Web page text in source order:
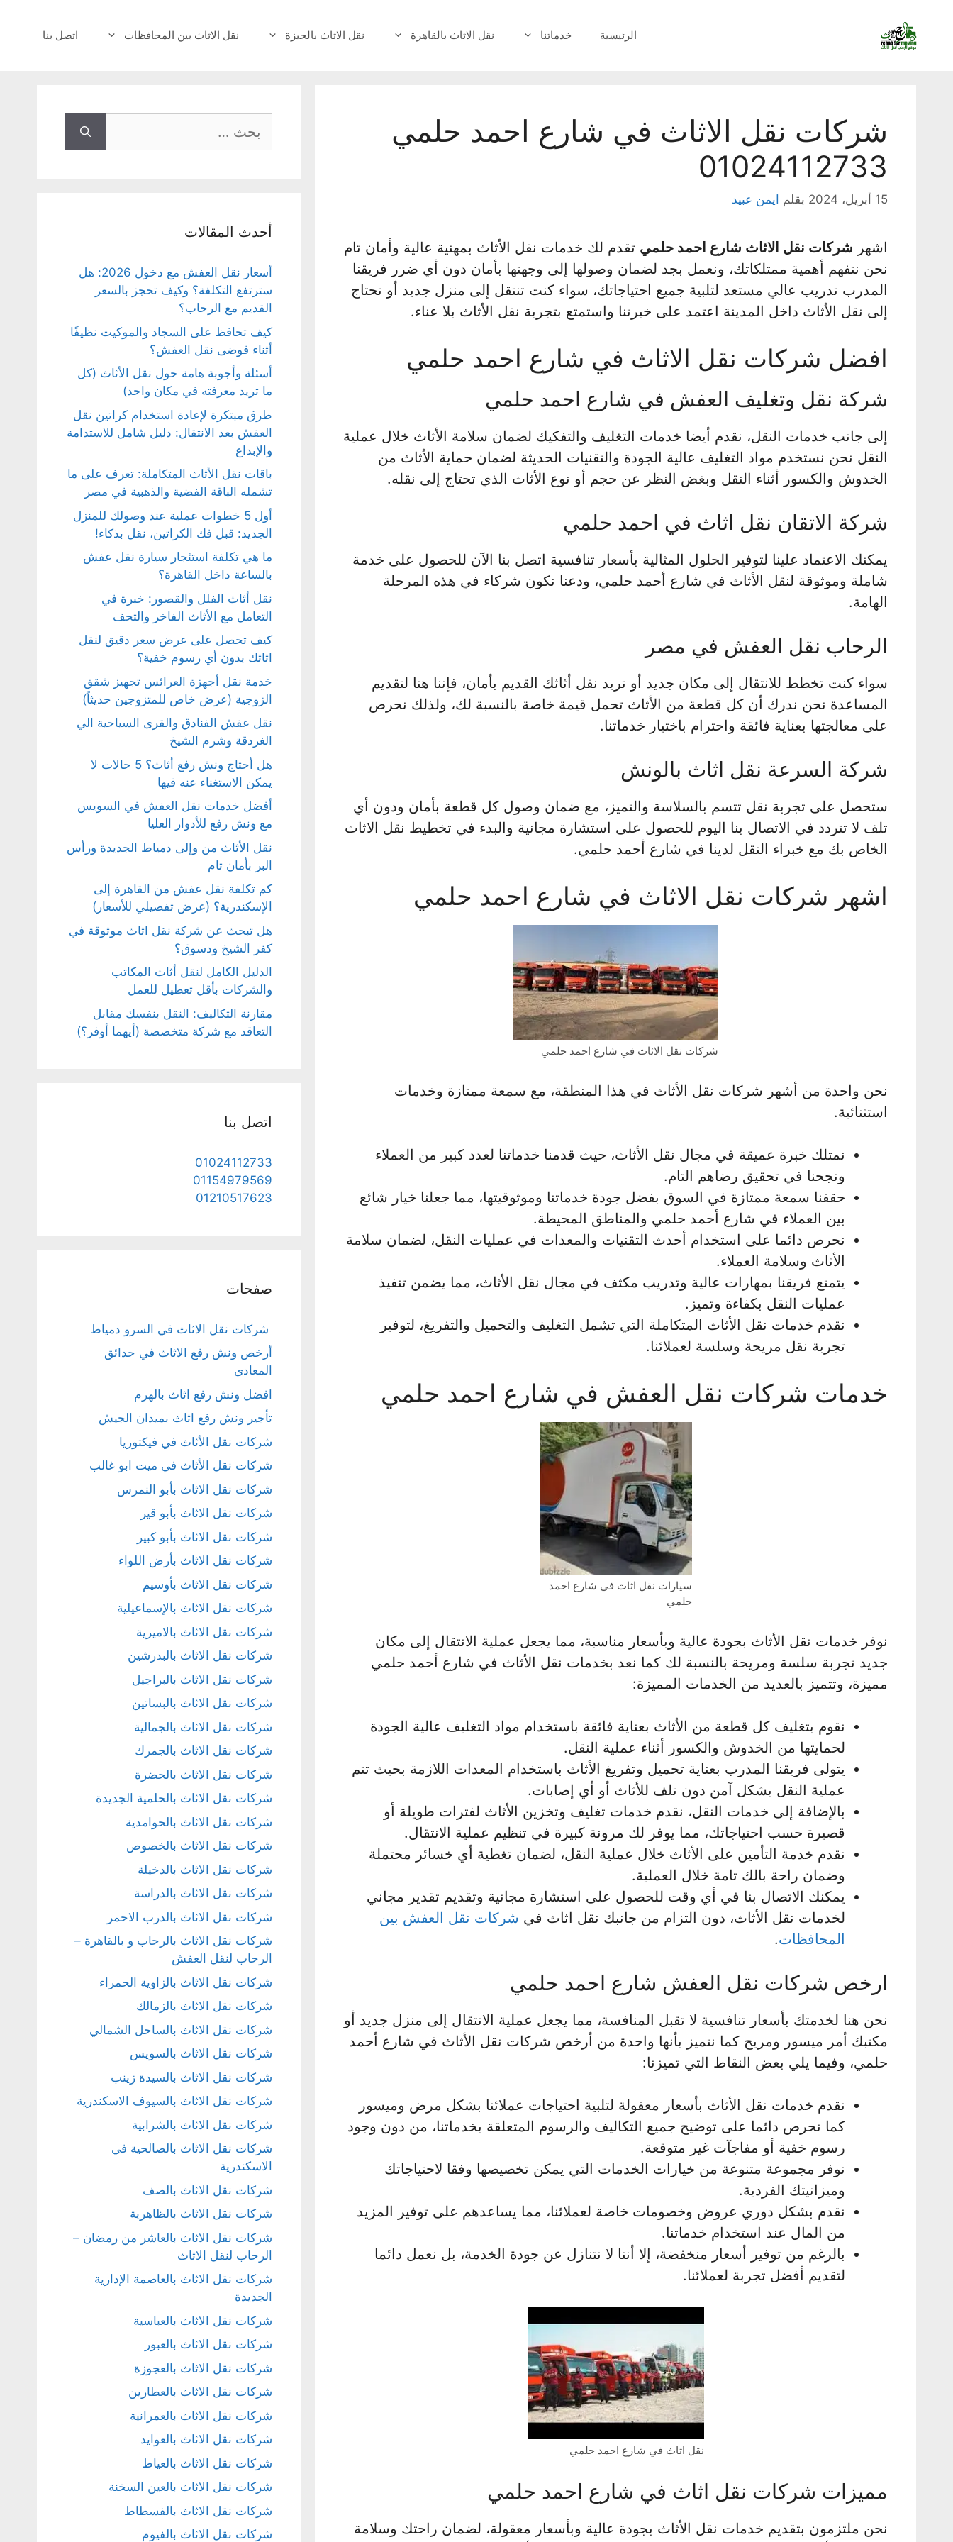
المحتوى
الرئيسية خدماتنا نقل الاثاث بالقاهرة نقل الاثاث بالجيزة نقل الاثاث بين المحافظات اتصل بنا
شركات نقل الاثاث في شارع احمد حلمي
01024112733
15 أبريل، 2024 بقلم ايمن عبيد
اشهر شركات نقل الاثاث شارع احمد حلمي تقدم لك خدمات نقل الأثاث بمهنية عالية وأمان تام
نحن نتفهم أهمية ممتلكاتك، ونعمل بجد لضمان وصولها إلى وجهتها بأمان دون أي ضرر فريقنا
المدرب تدريب عالي مستعد لتلبية جميع احتياجاتك، سواء كنت تنتقل إلى منزل جديد أو تحتاج
إلى نقل الأثاث داخل المدينة اعتمد على خبرتنا واستمتع بتجربة نقل الأثاث بلا عناء.
افضل شركات نقل الاثاث في شارع احمد حلمي
شركة نقل وتغليف العفش في شارع احمد حلمي
إلى جانب خدمات النقل، نقدم أيضا خدمات التغليف والتفكيك لضمان سلامة الأثاث خلال عملية
النقل نحن نستخدم مواد التغليف عالية الجودة والتقنيات الحديثة لضمان حماية الأثاث من
الخدوش والكسور أثناء النقل وبغض النظر عن حجم أو نوع الأثاث الذي تحتاج إلى نقله.
شركة الاتقان نقل اثاث في احمد حلمي
يمكنك الاعتماد علينا لتوفير الحلول المثالية بأسعار تنافسية اتصل بنا الآن للحصول على خدمة
شاملة وموثوقة لنقل الأثاث في شارع أحمد حلمي، ودعنا نكون شركاء في هذه المرحلة
الهامة.
الرحاب نقل العفش في مصر
سواء كنت تخطط للانتقال إلى مكان جديد أو تريد نقل أثاثك القديم بأمان، فإننا هنا لتقديم
المساعدة نحن ندرك أن كل قطعة من الأثاث تحمل قيمة خاصة بالنسبة لك، ولذلك نحرص
على معالجتها بعناية فائقة واحترام باختيار خدماتنا.
شركة السرعة نقل اثاث بالونش
ستحصل على تجربة نقل تتسم بالسلاسة والتميز، مع ضمان وصول كل قطعة بأمان ودون أي
تلف لا تتردد في الاتصال بنا اليوم للحصول على استشارة مجانية والبدء في تخطيط نقل الاثاث
الخاص بك مع خبراء النقل لدينا في شارع أحمد حلمي.
اشهر شركات نقل الاثاث في شارع احمد حلمي
شركات نقل الاثاث في شارع احمد حلمي
نحن واحدة من أشهر شركات نقل الأثاث في هذا المنطقة، مع سمعة ممتازة وخدمات
استثنائية.
نمتلك خبرة عميقة في مجال نقل الأثاث، حيث قدمنا خدماتنا لعدد كبير من العملاء
ونجحنا في تحقيق رضاهم التام.
حققنا سمعة ممتازة في السوق بفضل جودة خدماتنا وموثوقيتها، مما جعلنا خيار شائع
بين العملاء في شارع أحمد حلمي والمناطق المحيطة.
نحرص دائما على استخدام أحدث التقنيات والمعدات في عمليات النقل، لضمان سلامة
الأثاث وسلامة العملاء.
يتمتع فريقنا بمهارات عالية وتدريب مكثف في مجال نقل الأثاث، مما يضمن تنفيذ
عمليات النقل بكفاءة وتميز.
نقدم خدمات نقل الأثاث المتكاملة التي تشمل التغليف والتحميل والتفريغ، لتوفير
تجربة نقل مريحة وسلسة لعملائنا.
خدمات شركات نقل العفش في شارع احمد حلمي
سيارات نقل اثاث في شارع احمد
حلمي
نوفر خدمات نقل الأثاث بجودة عالية وبأسعار مناسبة، مما يجعل عملية الانتقال إلى مكان
جديد تجربة سلسة ومريحة بالنسبة لك كما نعد بخدمات نقل الأثاث في شارع أحمد حلمي
مميزة، وتتميز بالعديد من الخدمات المميزة:
نقوم بتغليف كل قطعة من الأثاث بعناية فائقة باستخدام مواد التغليف عالية الجودة
لحمايتها من الخدوش والكسور أثناء عملية النقل.
يتولى فريقنا المدرب بعناية تحميل وتفريغ الأثاث باستخدام المعدات اللازمة بحيث تتم
عملية النقل بشكل آمن دون تلف للأثاث أو أي إصابات.
بالإضافة إلى خدمات النقل، نقدم خدمات تغليف وتخزين الأثاث لفترات طويلة أو
قصيرة حسب احتياجاتك، مما يوفر لك مرونة كبيرة في تنظيم عملية الانتقال.
نقدم خدمة التأمين على الأثاث خلال عملية النقل، لضمان تغطية أي خسائر محتملة
وضمان راحة بالك تامة خلال العملية.
يمكنك الاتصال بنا في أي وقت للحصول على استشارة مجانية وتقديم تقدير مجاني
لخدمات نقل الأثاث، دون التزام من جانبك نقل اثاث في شركات نقل العفش بين
المحافظات.
ارخص شركات نقل العفش شارع احمد حلمي
نحن هنا لخدمتك بأسعار تنافسية لا تقبل المنافسة، مما يجعل عملية الانتقال إلى منزل جديد أو
مكتبك أمر ميسور ومريح كما نتميز بأنها واحدة من أرخص شركات نقل الأثاث في شارع أحمد
حلمي، وفيما يلي بعض النقاط التي تميزنا:
نقدم خدمات نقل الأثاث بأسعار معقولة لتلبية احتياجات عملائنا بشكل مرض وميسور
كما نحرص دائما على توضيح جميع التكاليف والرسوم المتعلقة بخدماتنا، من دون وجود
رسوم خفية أو مفاجآت غير متوقعة.
نوفر مجموعة متنوعة من خيارات الخدمات التي يمكن تخصيصها وفقا لاحتياجاتك
وميزانيتك الفردية.
نقدم بشكل دوري عروض وخصومات خاصة لعملائنا، مما يساعدهم على توفير المزيد
من المال عند استخدام خدماتنا.
بالرغم من توفير أسعار منخفضة، إلا أننا لا نتنازل عن جودة الخدمة، بل نعمل دائما
لتقديم أفضل تجربة لعملائنا.
نقل اثاث في شارع احمد حلمي
مميزات شركات نقل اثاث في شارع احمد حلمي
نحن ملتزمون بتقديم خدمات نقل الأثاث بجودة عالية وبأسعار معقولة، لضمان راحتك وسلامة
عن:
أحدث المقالات
أسعار نقل العفش مع دخول 2026: هل
سترتفع التكلفة؟ وكيف تحجز بالسعر
القديم مع الرحاب؟
كيف تحافظ على السجاد والموكيت نظيفًا
أثناء فوضى نقل العفش؟
أسئلة وأجوبة هامة حول نقل الأثاث (كل
ما تريد معرفته في مكان واحد)
طرق مبتكرة لإعادة استخدام كراتين نقل
العفش بعد الانتقال: دليل شامل للاستدامة
والإبداع
باقات نقل الأثاث المتكاملة: تعرف على ما
تشمله الباقة الفضية والذهبية في مصر
أول 5 خطوات عملية عند وصولك للمنزل
الجديد: قبل فك الكراتين، نقل بذكاء!
ما هي تكلفة استئجار سيارة نقل عفش
بالساعة داخل القاهرة؟
نقل أثاث الفلل والقصور: خبرة في
التعامل مع الأثاث الفاخر والتحف
كيف تحصل على عرض سعر دقيق لنقل
اثاثك بدون أي رسوم خفية؟
خدمة نقل أجهزة العرائس تجهيز شقق
الزوجية (عرض خاص للمتزوجين حديثاً)
نقل عفش الفنادق والقرى السياحية الي
الغردقة وشرم الشيخ
هل أحتاج ونش رفع أثاث؟ 5 حالات لا
يمكن الاستغناء عنه فيها
أفضل خدمات نقل العفش في السويس
مع ونش رفع للأدوار العليا
نقل الأثاث من وإلى دمياط الجديدة ورأس
البر بأمان تام
كم تكلفة نقل عفش من القاهرة إلى
الإسكندرية؟ (عرض تفصيلي للأسعار)
هل تبحث عن شركة نقل اثاث موثوقة في
كفر الشيخ ودسوق؟
الدليل الكامل لنقل أثاث المكاتب
والشركات بأقل تعطيل للعمل
مقارنة التكاليف: النقل بنفسك مقابل
التعاقد مع شركة متخصصة (أيهما أوفر؟)
اتصل بنا
01024112733
01154979569
01210517623
صفحات
شركات نقل الاثاث في السرو دمياط
أرخص ونش رفع الاثاث في حدائق
المعادى
افضل ونش رفع اثاث بالهرم
تأجير ونش رفع اثاث بميدان الجيش
شركات نقل الأثاث في فيكتوريا
شركات نقل الأثاث في ميت ابو غالب
شركات نقل الاثاث بأبو النمرس
شركات نقل الاثاث بأبو قير
شركات نقل الاثاث بأبو كبير
شركات نقل الاثاث بأرض اللواء
شركات نقل الاثاث بأوسيم
شركات نقل الاثاث بالإسماعيلية
شركات نقل الاثاث بالاميرية
شركات نقل الاثاث بالبدرشين
شركات نقل الاثاث بالبراجيل
شركات نقل الاثاث بالبساتين
شركات نقل الاثاث بالجمالية
شركات نقل الاثاث بالجمرك
شركات نقل الاثاث بالحضرة
شركات نقل الاثاث بالحلمية الجديدة
شركات نقل الاثاث بالحوامدية
شركات نقل الاثاث بالخصوص
شركات نقل الاثاث بالدخيلة
شركات نقل الاثاث بالدراسة
شركات نقل الاثاث بالدرب الاحمر
شركات نقل الاثاث بالرحاب و بالقاهرة –
الرحاب لنقل العفش
شركات نقل الاثاث بالزاوية الحمراء
شركات نقل الاثاث بالزمالك
شركات نقل الاثاث بالساحل الشمالي
شركات نقل الاثاث بالسويس
شركات نقل الاثاث بالسيدة زينب
شركات نقل الاثاث بالسيوف الاسكندرية
شركات نقل الاثاث بالشرابية
شركات نقل الاثاث بالصالحية في
الاسكندرية
شركات نقل الاثاث بالصف
شركات نقل الاثاث بالظاهرية
شركات نقل الاثاث بالعاشر من رمضان –
الرحاب لنقل الاثاث
شركات نقل الاثاث بالعاصمة الإدارية
الجديدة
شركات نقل الاثاث بالعباسية
شركات نقل الاثاث بالعبور
شركات نقل الاثاث بالعجوزة
شركات نقل الاثاث بالعطارين
شركات نقل الاثاث بالعمرانية
شركات نقل الاثاث بالعوايد
شركات نقل الاثاث بالعياط
شركات نقل الاثاث بالعين السخنة
شركات نقل الاثاث بالفسطاط
شركات نقل الاثاث بالفيوم